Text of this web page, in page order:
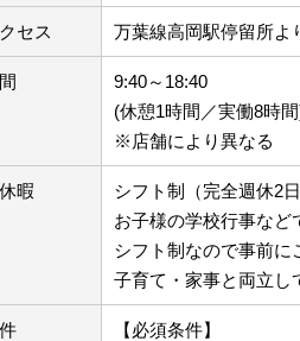
セス 万葉線高岡駅停留所よ
9:40～18:40
(休憩1時間／実働8時
※店舗により異なる
暇
シフト制（完全週休2日
お子様の学校行事など
シフト制なので事前に
子育て・家事と両立し
【必須条件】